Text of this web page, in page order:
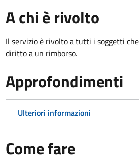
A chi è rivolto
Il servizio è rivolto a tutti i soggetti
diritto a un rimborso.
Approfondimenti
Ulteriori informazioni
Come fare